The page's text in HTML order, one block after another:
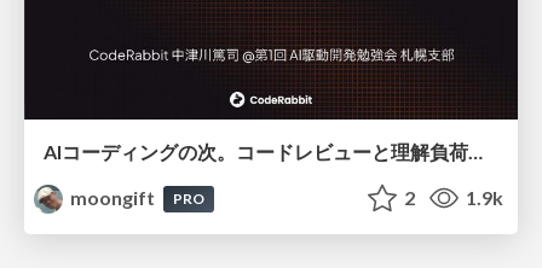
AIコーディングの次。コードレビューと理解負荷を解消して組織の開発生産性を高める
moongift
PRO 2 1.9k